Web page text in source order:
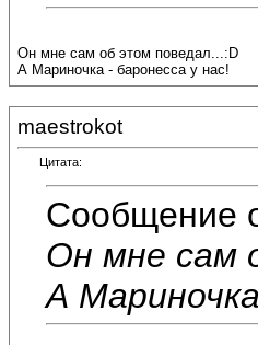
Он мне сам об этом поведал...:D
А Мариночка - баронесса у нас!
maestrokot
Цитата:
Сообщение
Он мне сам
А